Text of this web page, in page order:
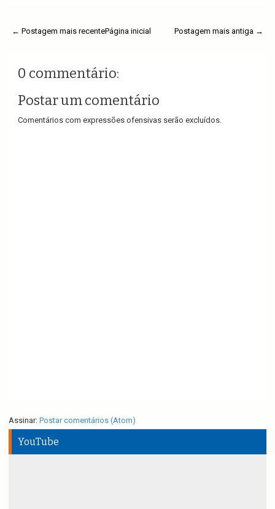
← Postagem mais recente Postagem mais antiga →
Página inicial
0 commentário:
Postar um comentário
Comentários com expressões ofensivas serão excluídos.
Assinar: Postar comentários (Atom)
YouTube